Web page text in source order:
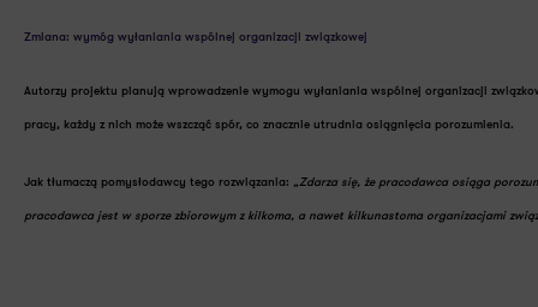
Zmiana: wymóg wyłaniania wspólnej organizacji związkowej
Autorzy projektu planują wprowadzenie wymogu wyłaniania wspólnej organizacji
pracy, każdy z nich może wszcząć spór, co znacznie utrudnia osiągnięcia porozumienia.
Jak tłumaczą pomysłodawcy tego rozwiązania: „Zdarza się, że pracodawca osiąga
pracodawca jest w sporze zbiorowym z kilkoma, a nawet kilkunastoma organizacjami